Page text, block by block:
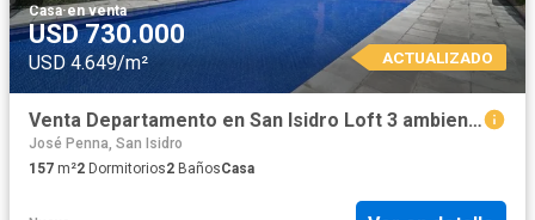
Casa·en venta
USD 730.000
USD 4.649/m² ACTUALIZADO
Venta Departamento en San Isidro Loft 3 ambientes
José Penna, San Isidro
157 m²2 Dormitorios2 BañosCasa